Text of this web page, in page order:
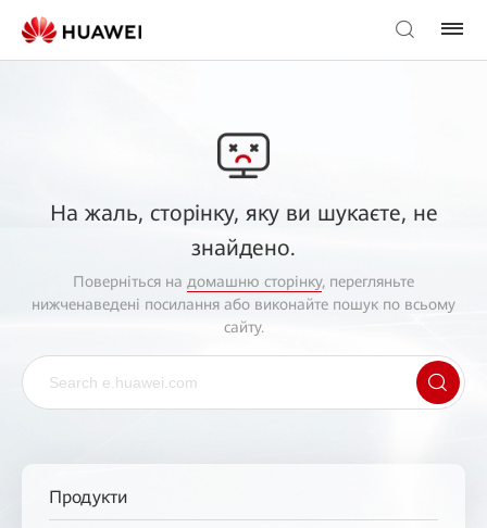
На жаль, сторінку, яку ви шукаєте, не
знайдено.
Поверніться на домашню сторінку, перегляньте
нижченаведені посилання або виконайте пошук по всьому
сайту.
Продукти